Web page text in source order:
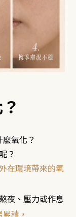
氧化？
？
在環境帶來的氧
夜、壓力或作息
積，